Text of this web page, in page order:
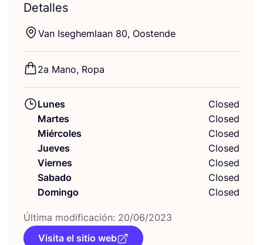
Detalles
Van Iseghem­laan 80, Oostende
2a Mano, Ropa
Lunes
Closed
Martes
Closed
Miércoles
Closed
Jueves
Closed
Viernes
Closed
Sabado
Closed
Domingo
Closed
Últi­ma modi­fi­ca­ción: 20/06/2023
Visita el sitio web